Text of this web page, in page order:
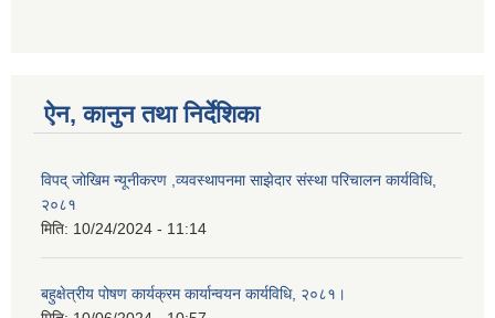
ऐन, कानुन तथा निर्देशिका
विपद् जोखिम न्यूनीकरण ,व्यवस्थापनमा साझेदार संस्था परिचालन कार्यविधि,
२०८१
मिति: 10/24/2024 - 11:14
बहुक्षेत्रीय पोषण कार्यक्रम कार्यान्वयन कार्यविधि, २०८१।